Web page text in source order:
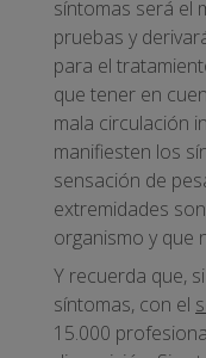
síntomas será el
pruebas y
para el
que tener en
mala circulación
manifiesten los
sensación de
extremidades
organismo y que
Y recuerda que,
síntomas, con el
15.000